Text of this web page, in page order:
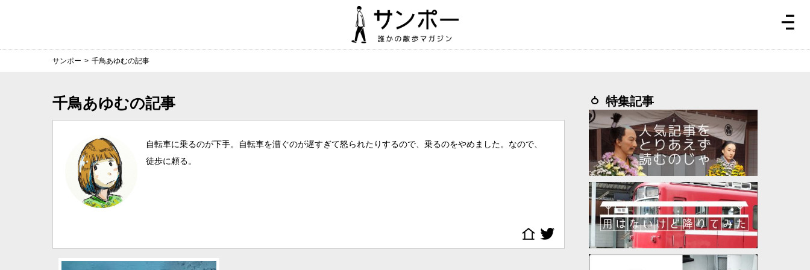
サンポー > 千鳥あゆむの記事
千鳥あゆむの記事
自転車に乗るのが下手。自転車を漕ぐのが遅すぎて怒られたりするので、乗るのをやめました。なので、
徒歩に頼る。
特集記事